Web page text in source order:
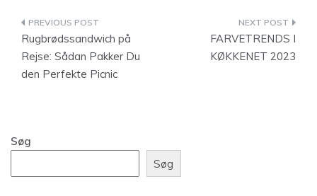
Indlægsnavigation
Rugbrødssandwich på
Rejse: Sådan Pakker Du
den Perfekte Picnic
FARVETRENDS I
KØKKENET 2023
Søg
Søg